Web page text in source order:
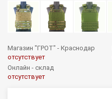
Магазин "ГРОТ" - Краснодар
отсутствует
Онлайн - склад
отсутствует